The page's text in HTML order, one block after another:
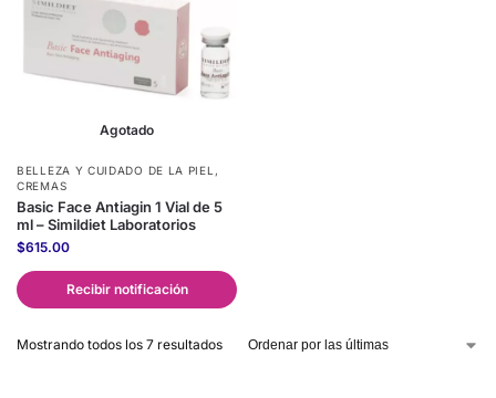
Agotado
BELLEZA Y CUIDADO DE LA PIEL ,
CREMAS
Basic Face Antiagin 1 Vial de 5
ml – Simildiet Laboratorios
$615.00
Recibir notificación
Mostrando todos los 7 resultados